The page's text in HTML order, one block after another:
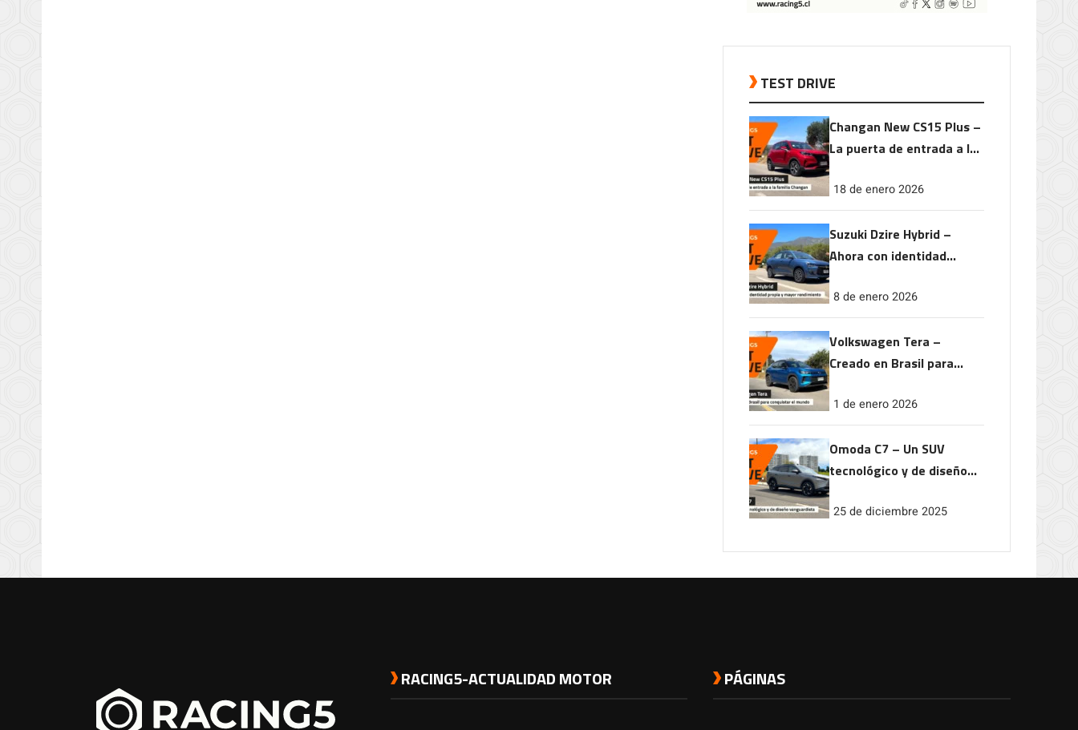
TEST DRIVE
Changan New CS15 Plus –
La puerta de entrada a la
18 de enero 2026
Suzuki Dzire Hybrid –
Ahora con identidad
rendimiento
8 de enero 2026
Volkswagen Tera –
Creado en Brasil para
1 de enero 2026
Omoda C7 – Un SUV
tecnológico y de diseño
25 de diciembre 2025
RACING5-ACTUALIDAD MOTOR PÁGINAS